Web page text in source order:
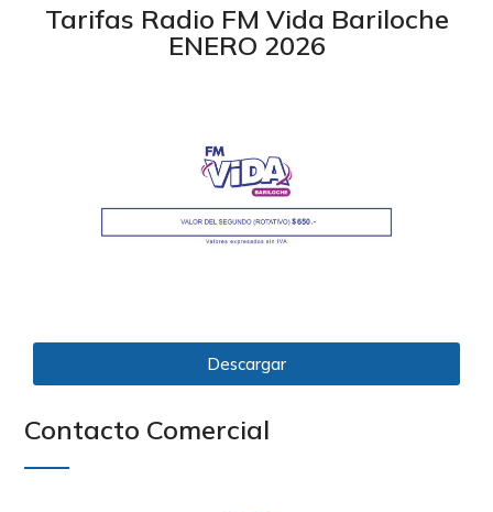
Tarifas Radio FM Vida Bariloche
ENERO 2026
Descargar
Contacto Comercial